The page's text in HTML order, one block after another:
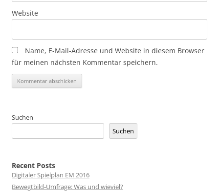
Website
Name, E-Mail-Adresse und Website in diesem Browser
für meinen nächsten Kommentar speichern.
Suchen
Suchen
Recent Posts
Digitaler Spielplan EM 2016
Bewegtbild-Umfrage: Was und wieviel?